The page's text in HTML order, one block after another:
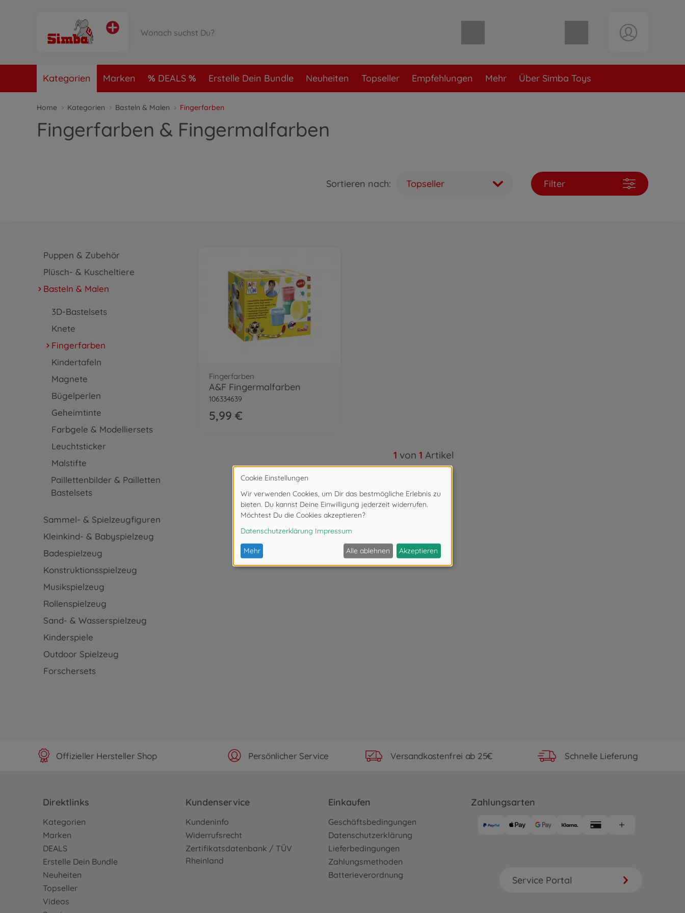
Warenkorb leer
Kategorien Marken DEALS Erstelle Dein Bundle Neuheiten Topseller Empfehlungen Mehr Über Simba Toys
Home Kategorien Basteln & Malen Fingerfarben
Fingerfarben & Fingermalfarben
Sortieren nach: Topseller Filter
Puppen & Zubehör
Plüsch- & Kuscheltiere
Basteln & Malen
3D-Bastelsets
Knete
Fingerfarben
Kindertafeln
Magnete
Bügelperlen
Geheimtinte
Farbgele & Modelliersets
Leuchtsticker
Malstifte
Paillettenbilder & Pailletten
Bastelsets
Sammel- & Spielzeugfiguren
Kleinkind- & Babyspielzeug
Badespielzeug
Konstruktionsspielzeug
Musikspielzeug
Rollenspielzeug
Sand- & Wasserspielzeug
Kinderspiele
Outdoor Spielzeug
Forschersets
Fingerfarben
A&F Fingermalfarben
106334639
5,99 €
1 von 1 Artikel
Offizieller Hersteller Shop Persönlicher Service Versandkostenfrei ab 25€ Schnelle Lieferung
Direktlinks
Kategorien
Marken
DEALS
Erstelle Dein Bundle
Neuheiten
Topseller
Videos
Kundenservice
Kundeninfo
Widerrufsrecht
Zertifikatsdatenbank / TÜV
Rheinland
Einkaufen
Geschäftsbedingungen
Datenschutzerklärung
Lieferbedingungen
Zahlungsmethoden
Batterieverordnung
Zahlungsarten
Service Portal